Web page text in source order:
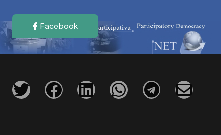
Facebook